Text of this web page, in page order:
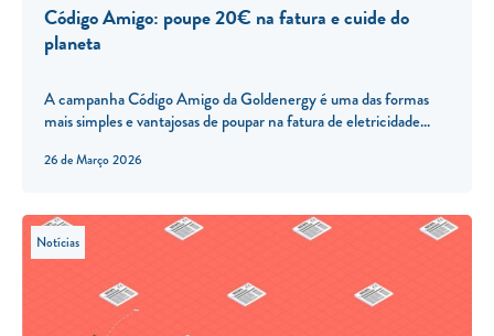
26 de Março 2026
Código Amigo: poupe 20€ na fatura e cuide do
planeta
A campanha Código Amigo da Goldenergy é uma das formas
mais simples e vantajosas de poupar na fatura de eletricidade...
Notícias